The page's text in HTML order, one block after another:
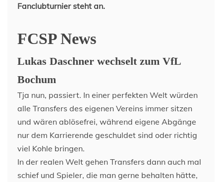
Fanclubturnier steht an.
FCSP News
Lukas Daschner wechselt zum VfL
Bochum
Tja nun, passiert. In einer perfekten Welt würden
alle Transfers des eigenen Vereins immer sitzen
und wären ablösefrei, während eigene Abgänge
nur dem Karrierende geschuldet sind oder richtig
viel Kohle bringen.
In der realen Welt gehen Transfers dann auch mal
schief und Spieler, die man gerne behalten hätte,